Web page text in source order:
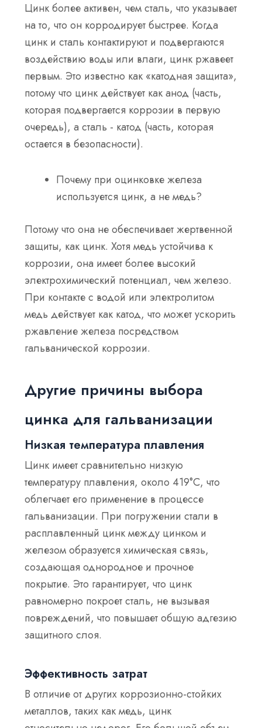
Цинк более активен, чем сталь, что указывает
на то, что он корродирует быстрее. Когда
цинк и сталь контактируют и подвергаются
воздействию воды или влаги, цинк ржавеет
первым. Это известно как «катодная защита»,
потому что цинк действует каканод (часть,
которая подвергается коррозии в первую
очередь), а сталь - катод (часть, которая
остается в безопасности).
Почему при оцинковке железа
используется цинк, а не медь?
Потому что она не обеспечивает жертвенной
защиты, как цинк. Хотя медь устойчива к
коррозии, она имеет более высокий
электрохимический потенциал, чем железо.
При контакте с водой или электролитом
медь действует как катод, что может ускорить
ржавление железа посредством
гальванической коррозии.
Другие причины выбора
цинка для гальванизации
Низкая температура плавления
Цинк имеет сравнительно низкую
температуру плавления, около 419°C, что
облегчает его применение в процессе
гальванизации. При погружении стали в
расплавленный цинк между цинком и
железом образуется химическая связь,
создающая однородное и прочное
покрытие. Это гарантирует, что цинк
равномерно покроет сталь, не вызывая
повреждений, что повышает общую адгезию
защитного слоя.
Эффективность затрат
В отличие от других коррозионно-стойких
металлов, таких как медь, цинк